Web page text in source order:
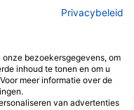
Privacybeleid
bezoekersgegevens, om
inhoud te tonen en om u
meer informatie over de
van advertenties